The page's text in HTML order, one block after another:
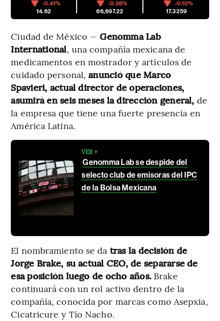
-0.41%
14.62
-0.36%
66,697.22
-0.10%
17.3259
Ciudad de México —Genomma Lab
International, una compañía mexicana de
medicamentos en mostrador y artículos de
cuidado personal,anunció que Marco
Spavieri, actual director de operaciones,
asumirá en seis meses la dirección general, de
la empresa que tiene una fuerte presencia en
América Latina.
VER +
Genomma Lab se despide del
selecto club de emisoras del IPC
de la Bolsa Mexicana
El nombramiento se da tras la decisión de
Jorge Brake, su actual CEO, de separarse de
esa posición luego de ocho años. Brake
continuará con un rol activo dentro de la
compañía, conocida por marcas como Asepxia,
Cicatricure y Tío Nacho.